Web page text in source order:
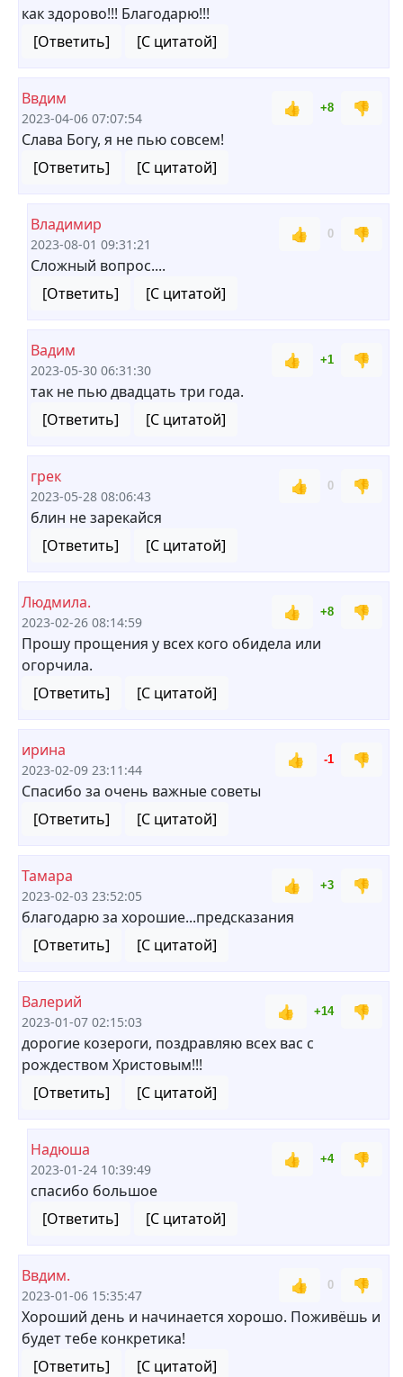
как здорово!!! Благодарю!!!
[Ответить]
[С цитатой]
Ввдим
2023-04-06 07:07:54
👍 +8
👎
Слава Богу, я не пью совсем!
[Ответить]
[С цитатой]
Владимир
2023-08-01 09:31:21
👍 0
👎
Сложный вопрос....
[Ответить]
[С цитатой]
Вадим
2023-05-30 06:31:30
👍 +1
👎
так не пью двадцать три года.
[Ответить]
[С цитатой]
грек
2023-05-28 08:06:43
👍 0
👎
блин не зарекайся
[Ответить]
[С цитатой]
Людмила.
2023-02-26 08:14:59
👍 +8
👎
Прошу прощения у всех кого обидела или
огорчила.
[Ответить]
[С цитатой]
ирина
2023-02-09 23:11:44
👍 -1
👎
Спасибо за очень важные советы
[Ответить]
[С цитатой]
Тамара
2023-02-03 23:52:05
👍 +3
👎
благодарю за хорошие...предсказания
[Ответить]
[С цитатой]
Валерий
2023-01-07 02:15:03
👍 +14
👎
дорогие козероги, поздравляю всех вас с
рождеством Христовым!!!
[Ответить]
[С цитатой]
Надюша
2023-01-24 10:39:49
👍 +4
👎
спасибо большое
[Ответить]
[С цитатой]
Ввдим.
2023-01-06 15:35:47
👍 0
👎
Хороший день и начинается хорошо. Поживёшь и
будет тебе конкретика!
[Ответить]
[С цитатой]